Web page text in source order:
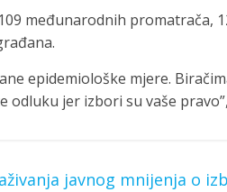
međunarodnih promatrača,
epidemiološke mjere.
odluku jer izbori su vaše
javnog mnijenja o